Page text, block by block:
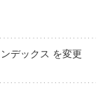
デックス を変更